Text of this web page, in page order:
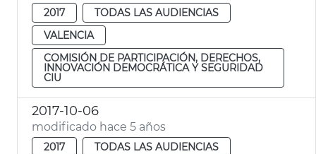
2017
TODAS LAS AUDIENCIAS
VALENCIA
COMISIÓN DE PARTICIPACIÓN, DERECHOS,
INNOVACIÓN DEMOCRÁTICA Y SEGURIDAD
CIU
2017-10-06
modificado hace 5 años
2017
TODAS LAS AUDIENCIAS